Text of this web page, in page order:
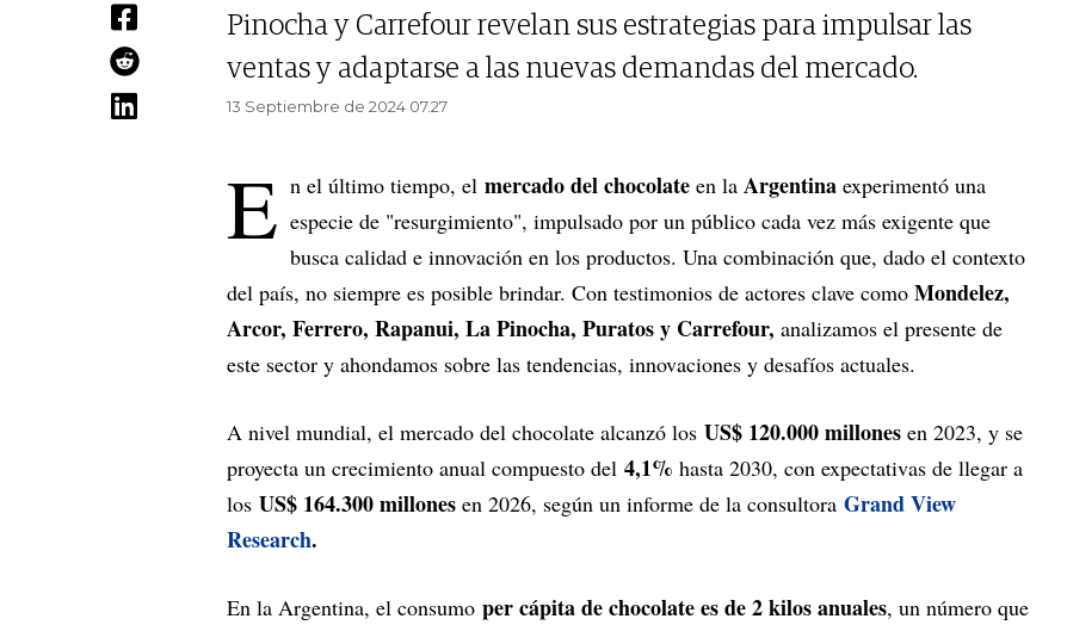
Pinocha y Carrefour revelan sus estrategias para impulsar las
ventas y adaptarse a las nuevas demandas del mercado.
13 Septiembre de 2024 07.27
E n el último tiempo, el mercado del chocolate en la Argentina experimentó una
especie de "resurgimiento", impulsado por un público cada vez más exigente que
busca calidad e innovación en los productos. Una combinación que, dado el contexto
del país, no siempre es posible brindar. Con testimonios de actores clave como Mondelez,
Arcor, Ferrero, Rapanui, La Pinocha, Puratos y Carrefour, analizamos el presente de
este sector y ahondamos sobre las tendencias, innovaciones y desafíos actuales.
A nivel mundial, el mercado del chocolate alcanzó los US$ 120.000 millones en 2023, y se
proyecta un crecimiento anual compuesto del 4,1% hasta 2030, con expectativas de llegar a
los US$ 164.300 millones en 2026, según un informe de la consultora Grand View
Research.
En la Argentina, el consumo per cápita de chocolate es de 2 kilos anuales, un número que